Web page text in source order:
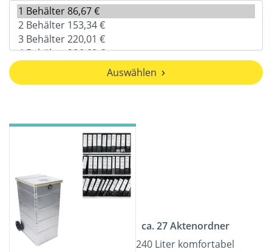
Auswählen
ca. 27 Aktenordner
240 Liter komfortabel